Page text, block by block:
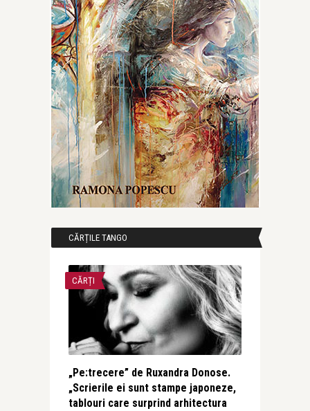
CĂRȚILE TANGO
CĂRȚI
„Pe:trecere” de Ruxandra Donose.
„Scrierile ei sunt stampe japoneze,
tablouri care surprind arhitectura